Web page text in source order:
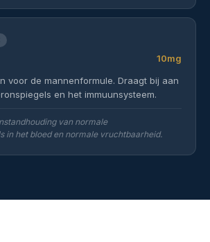
10mg
voor de mannenformule. Draagt bij aan
en het immuunsysteem.
van normale
in het bloed en normale vruchtbaarheid.